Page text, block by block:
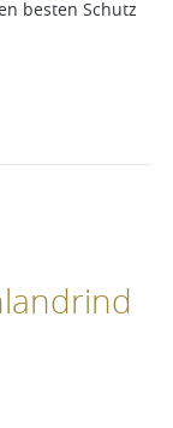
besten Schutz